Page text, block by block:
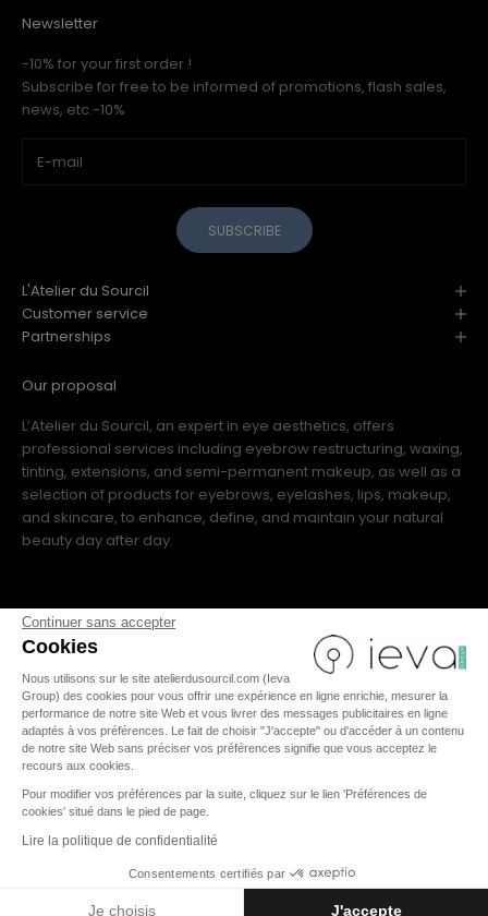
Continuer sans accepter
Cookies
Nous utilisons sur le site atelierdusourcil.com (Ieva
Group) des cookies pour vous offrir une expérience en ligne enrichie, mesurer la
performance de notre site Web et vous livrer des messages publicitaires en ligne
adaptés à vos préférences. Le fait de choisir "J'accepte" ou d'accéder à un contenu
de notre site Web sans préciser vos préférences signifie que vous acceptez le
recours aux cookies.
Pour modifier vos préférences par la suite, cliquez sur le lien 'Préférences de
cookies' situé dans le pied de page.
Lire la politique de confidentialité
Consentements certifiés par
Je choisis J'accepte
Newsletter
-10% for your first order !
Subscribe for free to be informed of promotions, flash sales,
news, etc.-10%
SUBSCRIBE
L'Atelier du Sourcil
Customer service
Partnerships
Our proposal
L’Atelier du Sourcil, an expert in eye aesthetics, offers
professional services including eyebrow restructuring, waxing,
tinting, extensions, and semi-permanent makeup, as well as a
selection of products for eyebrows, eyelashes, lips, makeup,
and skincare, to enhance, define, and maintain your natural
beauty day after day.
FR|IT|US|ES|EN
TERMS AND CONDITIONS
LEGAL NOTICES
PRIVACY POLICY
© 2026 - L'Atelier du Sourcil all rights reserved